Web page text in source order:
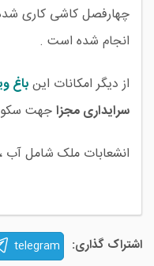
چهارفصل کاشی کاری
انجام شده است .
از دیگر امکانات اینباغ
سرایداری مجزاجهت
انشعابات ملک شامل آب ،
اشتراک گذاری: telegram